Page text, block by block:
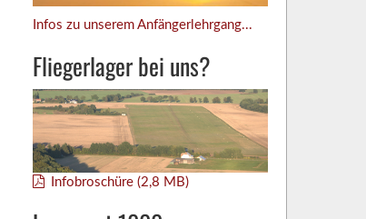
Infos zu unserem Anfängerlehrgang...
Fliegerlager bei uns?
Infobroschüre (2,8 MB)